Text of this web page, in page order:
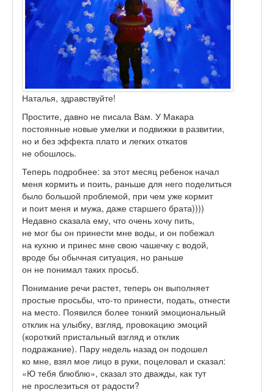
Наталья, здравствуйте!
Простите, давно не писала Вам. У Макара
постоянные новые умелки и подвижки в развитии,
но и без эффекта плато и легких откатов
не обошлось.
Теперь подробнее: за этот месяц ребенок начал
меня кормить и поить, раньше для него поделиться
было большой проблемой, при чем уже кормит
и поит меня и мужа, даже старшего брата))))
Недавно сказала ему, что очень хочу пить,
не мог бы он принести мне воды, и он побежал
на кухню и принес мне свою чашечку с водой,
вроде бы обычная ситуация, но раньше
он не понимал таких просьб.
Понимание речи растет, теперь он выполняет
простые просьбы, что-то принести, подать, отнести
на место. Появился более тонкий эмоциональный
отклик на улыбку, взгляд, провокацию эмоций
(короткий пристальный взгляд и отклик
подражание). Пару недель назад он подошел
ко мне, взял мое лицо в руки, поцеловал и сказал:
«Ю тебя блюблю», сказал это дважды, как тут
не прослезиться от радости?